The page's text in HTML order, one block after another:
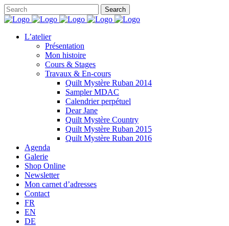
L’atelier
Présentation
Mon histoire
Cours & Stages
Travaux & En-cours
Quilt Mystère Ruban 2014
Sampler MDAC
Calendrier perpétuel
Dear Jane
Quilt Mystère Country
Quilt Mystère Ruban 2015
Quilt Mystère Ruban 2016
Agenda
Galerie
Shop Online
Newsletter
Mon carnet d’adresses
Contact
FR
EN
DE